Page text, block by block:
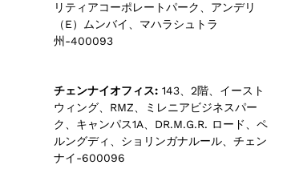
リティアコーポレートパーク、アンデリ
（E）ムンバイ、マハラシュトラ
州-400093
チェンナイオフィス: 143、2階、イースト
ウィング、RMZ、ミレニアビジネスパー
ク、キャンパス1A、DR.M.G.R. ロード、ペ
ルングディ、ショリンガナルール、チェン
ナイ-600096